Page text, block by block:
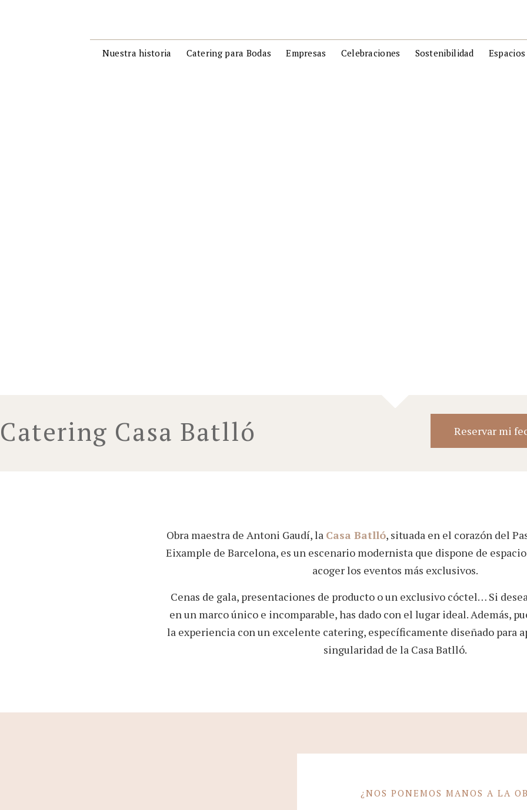
Nuestra historia Catering para Bodas Empresas Celebraciones Sostenibilidad Espacios
Catering Casa Batlló Reservar mi
Obra maestra de Antoni Gaudí, la Casa Batlló, situada en el corazón del
Eixample de Barcelona, es un escenario modernista que dispone de
acoger los eventos más exclusivos.
Cenas de gala, presentaciones de producto o un exclusivo cóctel… Si
en un marco único e incomparable, has dado con el lugar ideal. Además,
la experiencia con un excelente catering, específicamente diseñado para
singularidad de la Casa Batlló.
¿NOS PONEMOS MANOS A LA